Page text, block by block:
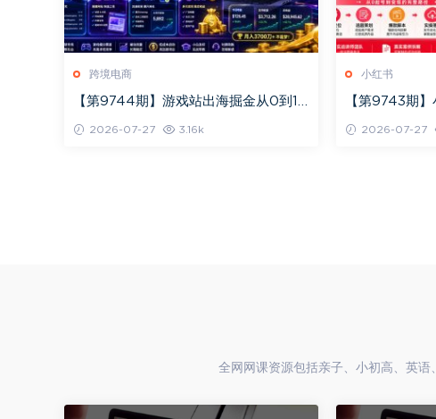
跨境电商
【第9744期】游戏站出海掘金从0到1
变现
2026-07-27 3.16k
小红书
【第9743期
程
2026-07-27
全网网课资源包括亲子、小初高、英